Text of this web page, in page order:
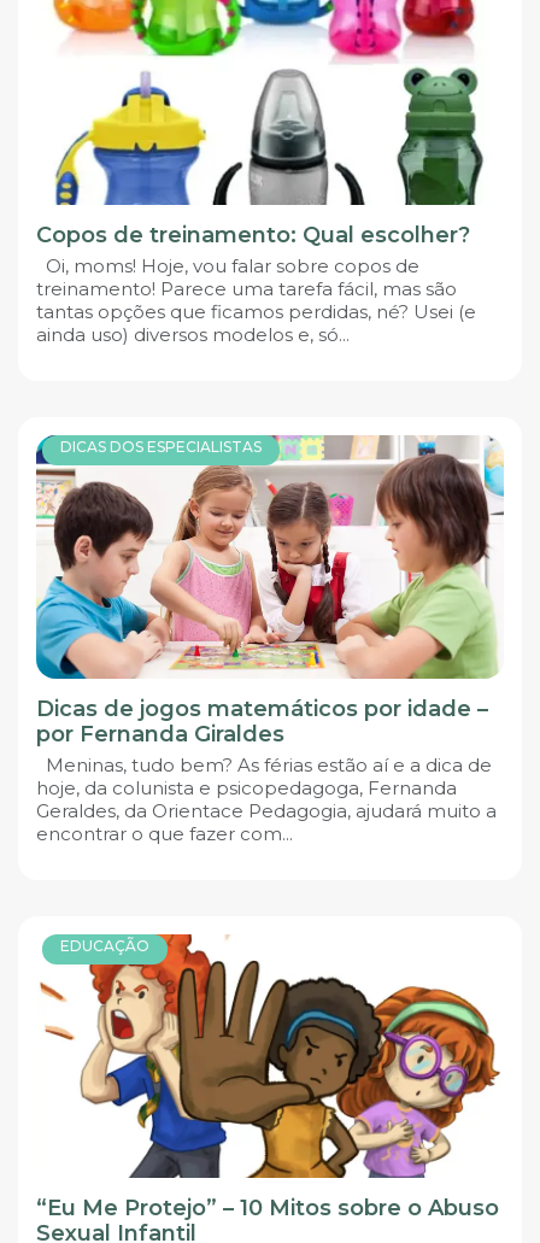
Copos de treinamento: Qual escolher?
Oi, moms! Hoje, vou falar sobre copos de
treinamento! Parece uma tarefa fácil, mas são
tantas opções que ficamos perdidas, né? Usei (e
ainda uso) diversos modelos e, só...
DICAS DOS ESPECIALISTAS
Dicas de jogos matemáticos por idade –
por Fernanda Giraldes
Meninas, tudo bem? As férias estão aí e a dica de
hoje, da colunista e psicopedagoga, Fernanda
Geraldes, da Orientace Pedagogia, ajudará muito a
encontrar o que fazer com...
EDUCAÇÃO
“Eu Me Protejo” – 10 Mitos sobre o Abuso
Sexual Infantil